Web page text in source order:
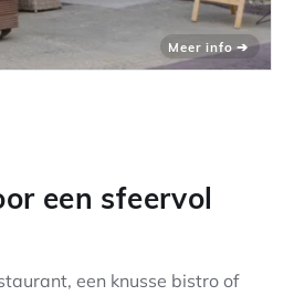
een sfeervol
een knusse bistro of